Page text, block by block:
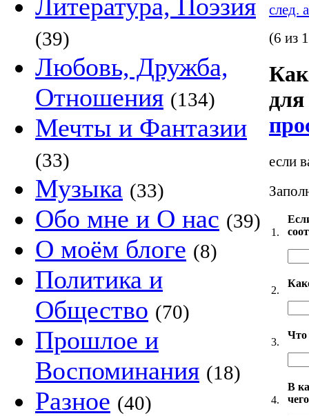
Литература, Поэзия
(39)
Любовь, Дружба,
Отношения (134)
Мечты и Фантазии
(33)
Музыка (33)
Обо мне и О нас (39)
О моём блоге (8)
Политика и
Общество (70)
Прошлое и
Воспоминания (18)
Разное (40)
след.
(6 из
для
если
1.
2.
3.
Что
4.
В